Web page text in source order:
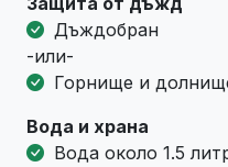
Дъждобран
-или-
Горнище и
Вода и храна
Вода около 1.5